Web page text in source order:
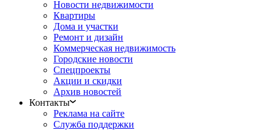
Новости недвижимости
Квартиры
Дома и участки
Ремонт и дизайн
Коммерческая недвижимость
Городские новости
Спецпроекты
Акции и скидки
Архив новостей
Контакты
Реклама на сайте
Служба поддержки